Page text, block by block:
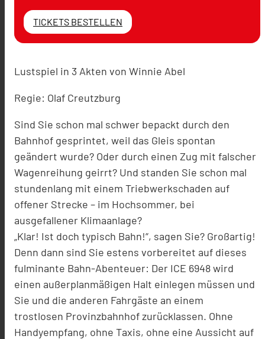
TICKETS BESTELLEN
Lustspiel in 3 Akten von Winnie Abel
Regie: Olaf Creutzburg
Sind Sie schon mal schwer bepackt durch den
Bahnhof gesprintet, weil das Gleis spontan
geändert wurde? Oder durch einen Zug mit falscher
Wagenreihung geirrt? Und standen Sie schon mal
stundenlang mit einem Triebwerkschaden auf
offener Strecke – im Hochsommer, bei
ausgefallener Klimaanlage?
„Klar! Ist doch typisch Bahn!“, sagen Sie? Großartig!
Denn dann sind Sie estens vorbereitet auf dieses
fulminante Bahn-Abenteuer: Der ICE 6948 wird
einen außerplanmäßigen Halt einlegen müssen und
Sie und die anderen Fahrgäste an einem
trostlosen Provinzbahnhof zurücklassen. Ohne
Handyempfang, ohne Taxis, ohne eine Aussicht auf